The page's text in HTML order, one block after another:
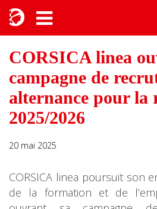
CORSICA linea
campagne de
alternance pour la
2025/2026
20 mai 2025
CORSICA linea poursuit son
de la formation et de